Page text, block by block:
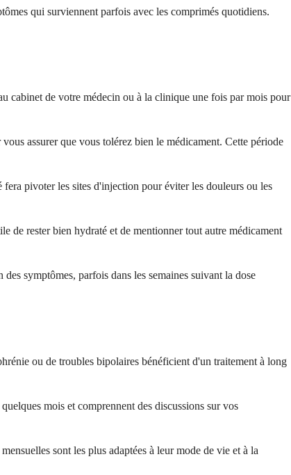
qui surviennent parfois avec les comprimés quotidiens.
cabinet de votre médecin ou à la clinique une fois par mois pour
assurer que vous tolérez bien le médicament. Cette période
pivoter les sites d'injection pour éviter les douleurs ou les
de rester bien hydraté et de mentionner tout autre médicament
symptômes, parfois dans les semaines suivant la dose
ou de troubles bipolaires bénéficient d'un traitement à long
mois et comprennent des discussions sur vos
sont les plus adaptées à leur mode de vie et à la